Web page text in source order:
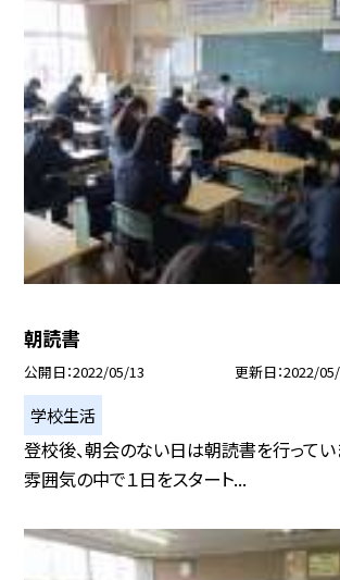
朝読書
公開日 2022/05/13 更新日 2022/
学校生活
登校後、朝会のない日は朝読書を行ってい
雰囲気の中で１日をスタート...